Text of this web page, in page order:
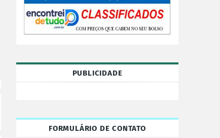
PUBLICIDADE
FORMULÁRIO DE CONTATO